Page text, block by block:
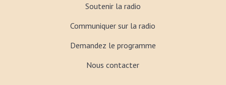
Soutenir la radio
Communiquer sur la radio
Demandez le programme
Nous contacter